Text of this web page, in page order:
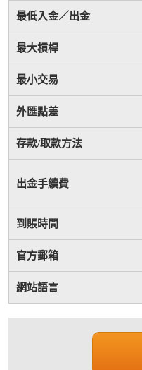
最低入金／出金
最大槓桿
最小交易
外匯點差
存款/取款方法
出金手續費
到賬時間
官方郵箱
網站語言